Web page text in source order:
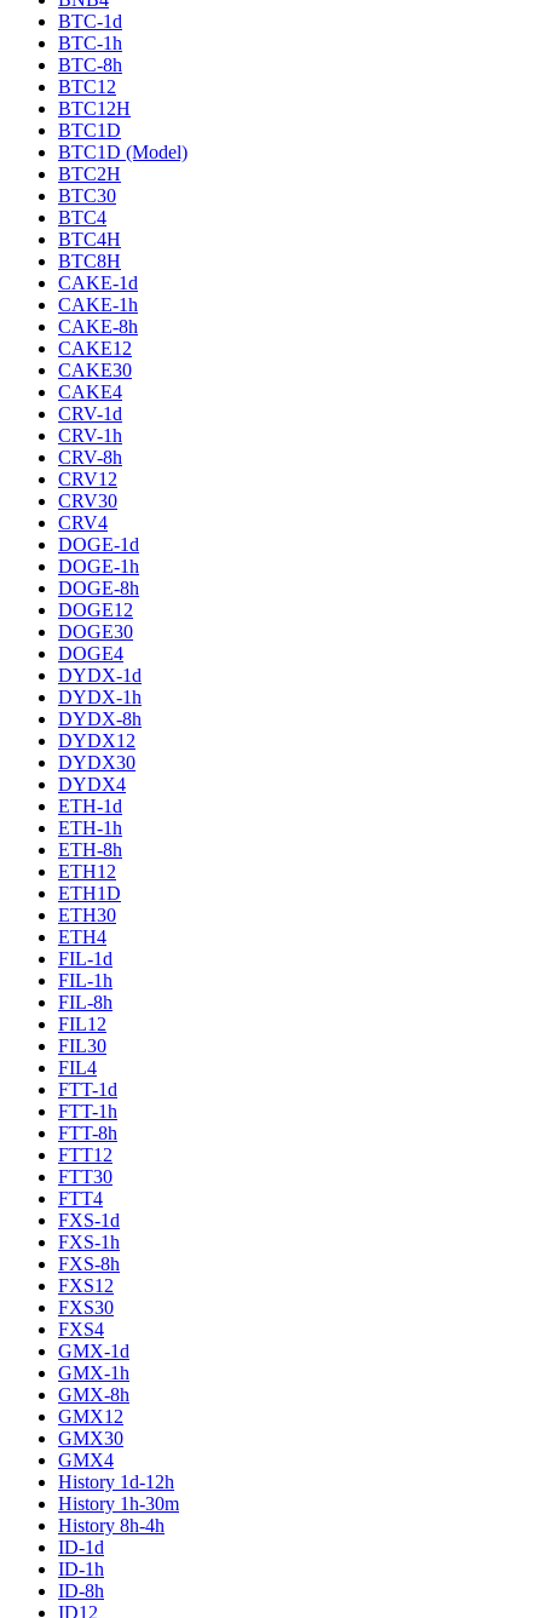
BTC-1d
BTC-1h
BTC-8h
BTC12
BTC12H
BTC1D
BTC1D (Model)
BTC2H
BTC30
BTC4
BTC4H
BTC8H
CAKE-1d
CAKE-1h
CAKE-8h
CAKE12
CAKE30
CAKE4
CRV-1d
CRV-1h
CRV-8h
CRV12
CRV30
CRV4
DOGE-1d
DOGE-1h
DOGE-8h
DOGE12
DOGE30
DOGE4
DYDX-1d
DYDX-1h
DYDX-8h
DYDX12
DYDX30
DYDX4
ETH-1d
ETH-1h
ETH-8h
ETH12
ETH1D
ETH30
ETH4
FIL-1d
FIL-1h
FIL-8h
FIL12
FIL30
FIL4
FTT-1d
FTT-1h
FTT-8h
FTT12
FTT30
FTT4
FXS-1d
FXS-1h
FXS-8h
FXS12
FXS30
FXS4
GMX-1d
GMX-1h
GMX-8h
GMX12
GMX30
GMX4
History 1d-12h
History 1h-30m
History 8h-4h
ID-1d
ID-1h
ID-8h
ID12